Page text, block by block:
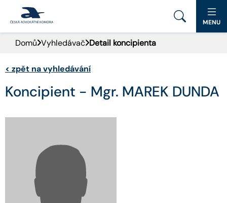
PORTÁL ČAK
DOMŮ
AKTUALITY
PRO VEŘEJNOST
ADVOKÁTNÍ DENÍK
KONTAKT
MENU
Domů Vyhledávač Detail koncipienta
< zpět na vyhledávání
Koncipient - Mgr. MAREK DUNDA